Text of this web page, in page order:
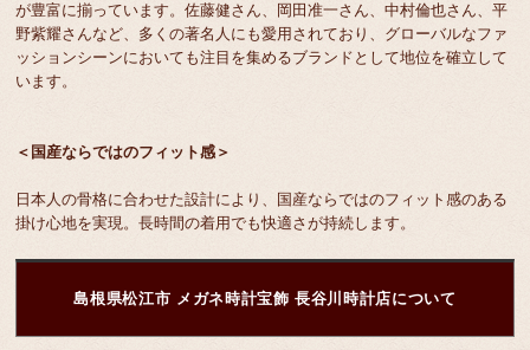
が豊富に揃っています。佐藤健さん、岡田准一さん、中村倫也さん、平
野紫耀さんなど、多くの著名人にも愛用されており、グローバルなファ
ッションシーンにおいても注目を集めるブランドとして地位を確立して
います。
＜国産ならではのフィット感＞
日本人の骨格に合わせた設計により、国産ならではのフィット感のある
掛け心地を実現。長時間の着用でも快適さが持続します。
島根県松江市 メガネ時計宝飾 長谷川時計店について